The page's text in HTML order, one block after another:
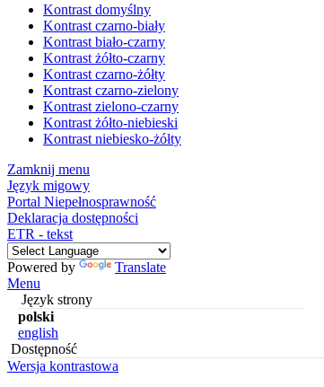
Kontrast domyślny
Kontrast czarno-biały
Kontrast biało-czarny
Kontrast żółto-czarny
Kontrast czarno-żółty
Kontrast czarno-zielony
Kontrast zielono-czarny
Kontrast żółto-niebieski
Kontrast niebiesko-żółty
Zamknij menu
Język migowy
Portal Niepełnosprawność
Deklaracja dostępności
ETR - tekst
Powered by
Translate
Menu
Język strony
polski
english
Dostępność
Wersja kontrastowa